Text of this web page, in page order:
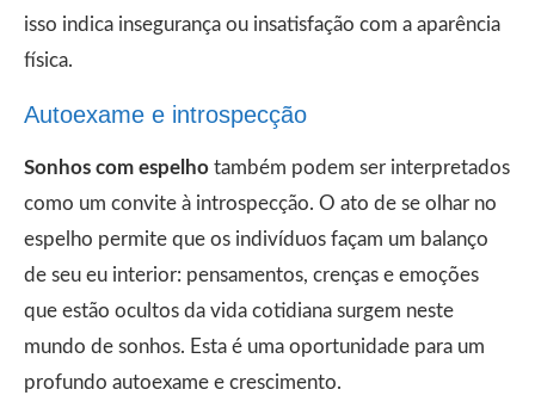
isso indica insegurança ou insatisfação com a aparência
física.
Autoexame e introspecção
Sonhos com espelho também podem ser interpretados
como um convite à introspecção. O ato de se olhar no
espelho permite que os indivíduos façam um balanço
de seu eu interior: pensamentos, crenças e emoções
que estão ocultos da vida cotidiana surgem neste
mundo de sonhos. Esta é uma oportunidade para um
profundo autoexame e crescimento.